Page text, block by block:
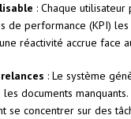
: Chaque
de performance (KPI)
réactivité accrue face
: Le système
documents
se concentrer sur des